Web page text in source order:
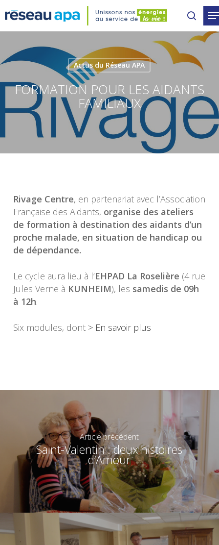
to
main
Actus du Réseau APA
FORMATION POUR LES AIDANTS
FAMILIAUX
Rivage Centre, en partenariat avec l’Association
Française des Aidants, organise des ateliers
de formation à destination des aidants d’un
proche malade, en situation de handicap ou
de dépendance.
Le cycle aura lieu à l’EHPAD La Roselière (4 rue
Jules Verne à KUNHEIM), les samedis de 09h
à 12h.
Six modules, dont > En savoir plus
Article précédent
Saint-Valentin : deux histoires
d’Amour